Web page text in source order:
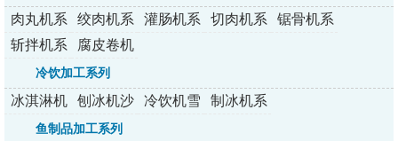
肉丸机系
列
绞肉机系
列
灌肠机系
切肉机系
锯骨机系
斩拌机系
列
腐皮卷机
冷饮加工系列
冰淇淋机
系列
刨冰机沙
冰机
冷饮机雪
制冰机系
鱼制品加工系列